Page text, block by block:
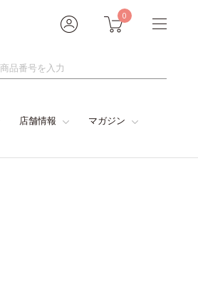
0
店舗情報 マガジン